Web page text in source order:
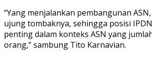
“Yang menjalankan pembangunan
ujung tombaknya, sehingga posisi
penting dalam konteks ASN yang
orang,” sambung Tito Karnavian.